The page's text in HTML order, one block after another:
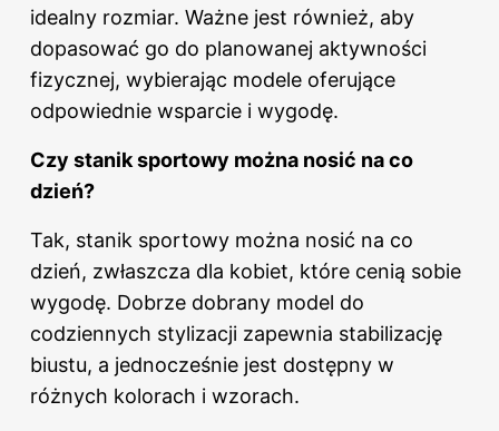
idealny rozmiar. Ważne jest również, aby
dopasować go do planowanej aktywności
fizycznej, wybierając modele oferujące
odpowiednie wsparcie i wygodę.
Czy stanik sportowy można nosić na co
dzień?
Tak, stanik sportowy można nosić na co
dzień, zwłaszcza dla kobiet, które cenią sobie
wygodę. Dobrze dobrany model do
codziennych stylizacji zapewnia stabilizację
biustu, a jednocześnie jest dostępny w
różnych kolorach i wzorach.